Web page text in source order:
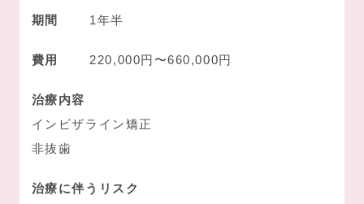
期間 1年半
費用 220,000円〜660,000円
治療内容
インビザライン矯正
非抜歯
治療に伴うリスク